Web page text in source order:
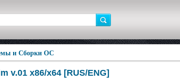
и Сборки ОС
v.01 x86/x64 [RUS/ENG]